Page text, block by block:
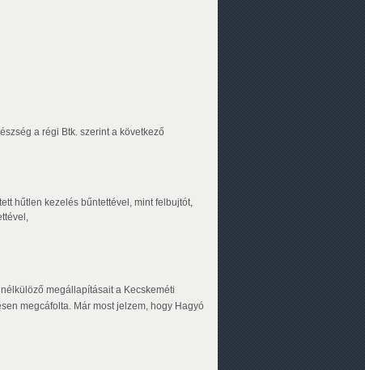
a régi Btk. szerint a következő
hűtlen kezelés bűntettével, mint felbujtót,
megállapításait a Kecskeméti
megcáfolta. Már most jelzem, hogy Hagyó